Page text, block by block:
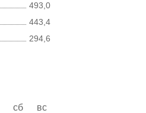
493,0
443,4
294,6
сб
вс